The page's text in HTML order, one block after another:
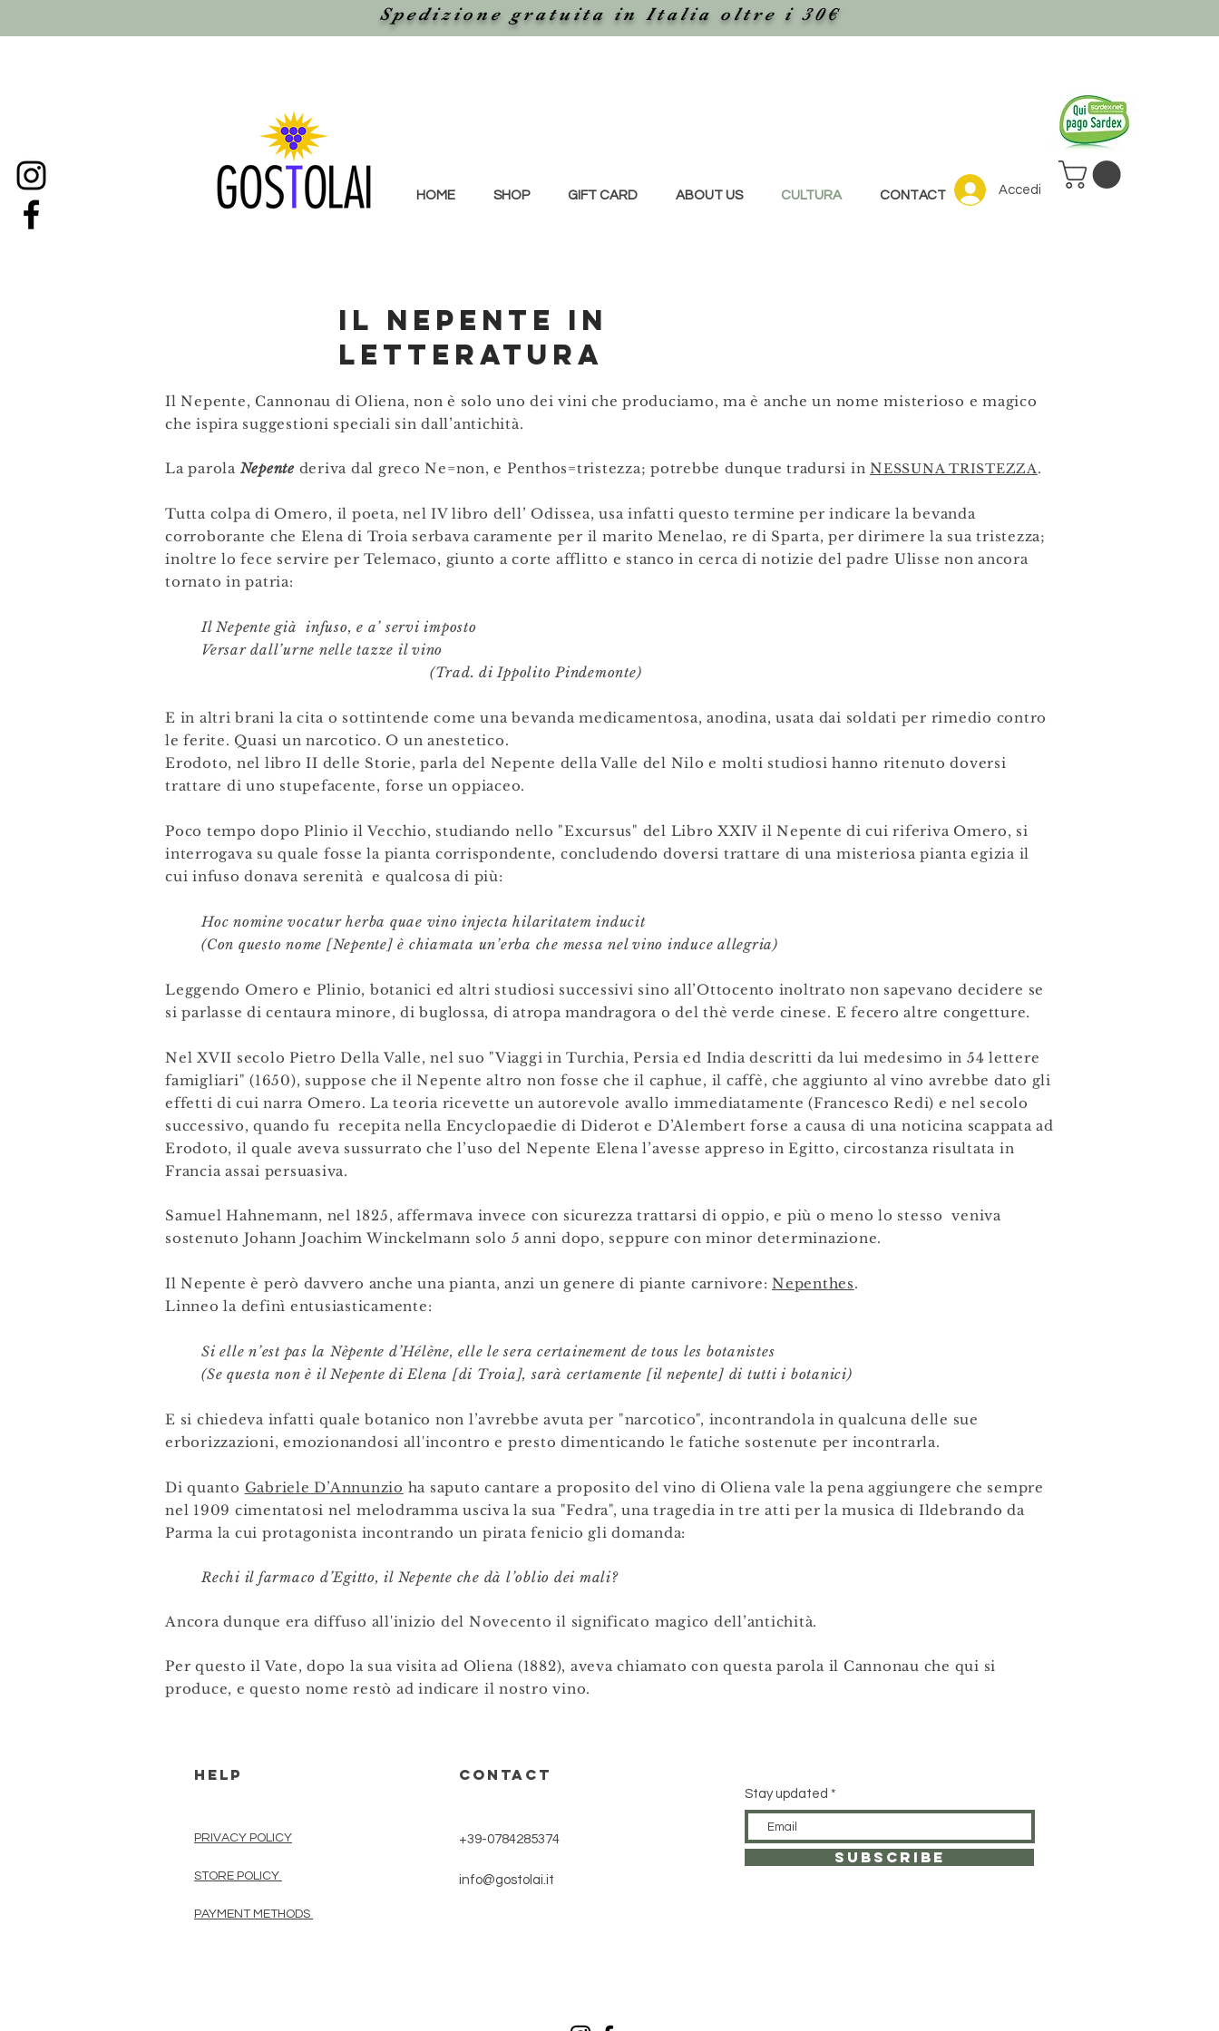
Spedizione gratuita in Italia oltre i 30€
HOME SHOP GIFT CARD ABOUT US CULTURA CONTACT Accedi
il nepente in
letteratura
Il Nepente, Cannonau di Oliena, non è solo uno dei vini che produciamo, ma è anche un nome misterioso e magico
che ispira suggestioni speciali sin dall’antichità.
La parola Nepente deriva dal greco Ne=non, e Penthos=tristezza; potrebbe dunque tradursi in NESSUNA TRISTEZZA.
Tutta colpa di Omero, il poeta, nel IV libro dell’ Odissea, usa infatti questo termine per indicare la bevanda
corroborante che Elena di Troia serbava caramente per il marito Menelao, re di Sparta, per dirimere la sua tristezza;
inoltre lo fece servire per Telemaco, giunto a corte afflitto e stanco in cerca di notizie del padre Ulisse non ancora
tornato in patria:
Il Nepente già infuso, e a’ servi imposto
Versar dall’urne nelle tazze il vino
(Trad. di Ippolito Pindemonte)
E in altri brani la cita o sottintende come una bevanda medicamentosa, anodina, usata dai soldati per rimedio contro
le ferite. Quasi un narcotico. O un anestetico.
Erodoto, nel libro II delle Storie, parla del Nepente della Valle del Nilo e molti studiosi hanno ritenuto doversi
trattare di uno stupefacente, forse un oppiaceo.
Poco tempo dopo Plinio il Vecchio, studiando nello "Excursus" del Libro XXIV il Nepente di cui riferiva Omero, si
interrogava su quale fosse la pianta corrispondente, concludendo doversi trattare di una misteriosa pianta egizia il
cui infuso donava serenità e qualcosa di più:
Hoc nomine vocatur herba quae vino injecta hilaritatem inducit
(Con questo nome [Nepente] è chiamata un’erba che messa nel vino induce allegria)
Leggendo Omero e Plinio, botanici ed altri studiosi successivi sino all’Ottocento inoltrato non sapevano decidere se
si parlasse di centaura minore, di buglossa, di atropa mandragora o del thè verde cinese. E fecero altre congetture.
Nel XVII secolo Pietro Della Valle, nel suo "Viaggi in Turchia, Persia ed India descritti da lui medesimo in 54 lettere
famigliari" (1650), suppose che il Nepente altro non fosse che il caphue, il caffè, che aggiunto al vino avrebbe dato gli
effetti di cui narra Omero. La teoria ricevette un autorevole avallo immediatamente (Francesco Redi) e nel secolo
successivo, quando fu recepita nella Encyclopaedie di Diderot e D’Alembert forse a causa di una noticina scappata ad
Erodoto, il quale aveva sussurrato che l’uso del Nepente Elena l’avesse appreso in Egitto, circostanza risultata in
Francia assai persuasiva.
Samuel Hahnemann, nel 1825, affermava invece con sicurezza trattarsi di oppio, e più o meno lo stesso veniva
sostenuto Johann Joachim Winckelmann solo 5 anni dopo, seppure con minor determinazione.
Il Nepente è però davvero anche una pianta, anzi un genere di piante carnivore: Nepenthes.
Linneo la definì entusiasticamente:
Si elle n’est pas la Nèpente d’Hélène, elle le sera certainement de tous les botanistes
(Se questa non è il Nepente di Elena [di Troia], sarà certamente [il nepente] di tutti i botanici)
E si chiedeva infatti quale botanico non l’avrebbe avuta per "narcotico", incontrandola in qualcuna delle sue
erborizzazioni, emozionandosi all'incontro e presto dimenticando le fatiche sostenute per incontrarla.
Di quanto Gabriele D’Annunzio ha saputo cantare a proposito del vino di Oliena vale la pena aggiungere che sempre
nel 1909 cimentatosi nel melodramma usciva la sua "Fedra", una tragedia in tre atti per la musica di Ildebrando da
Parma la cui protagonista incontrando un pirata fenicio gli domanda:
Rechi il farmaco d’Egitto, il Nepente che dà l’oblio dei mali?
Ancora dunque era diffuso all'inizio del Novecento il significato magico dell’antichità.
Per questo il Vate, dopo la sua visita ad Oliena (1882), aveva chiamato con questa parola il Cannonau che qui si
produce, e questo nome restò ad indicare il nostro vino.
HELP
PRIVACY POLICY
STORE POLICY
PAYMENT METHODS
CONTACT
+39-0784285374
info@gostolai.it
Stay updated
SUBSCRIBE